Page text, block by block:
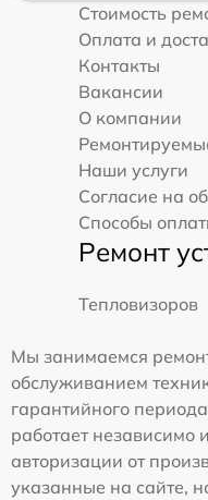
Стоимость
Оплата и
Контакты
Вакансии
О компании
Наши услуги
Согласие на
Способы
Ремонт
Тепловизоров
Мы занимаемся
обслуживанием
гарантийного
работает независимо
авторизации от
указанные на сайте,